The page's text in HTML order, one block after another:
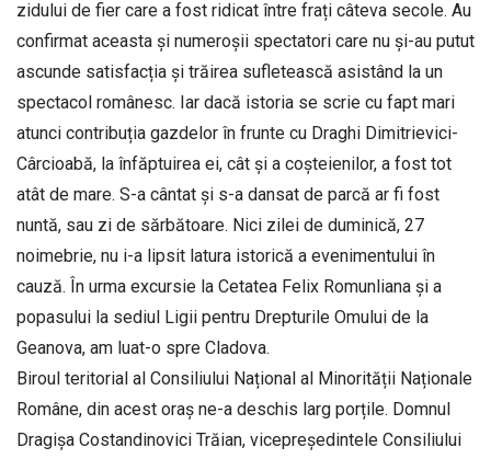
zidului de fier care a fost ridicat între frați câteva secole. Au
confirmat aceasta și numeroșii spectatori care nu și-au putut
ascunde satisfacția și trăirea sufletească asistând la un
spectacol românesc. Iar dacă istoria se scrie cu fapt mari
atunci contribuția gazdelor în frunte cu Draghi Dimitrievici-
Cârcioabă, la înfăp­tuirea ei, cât și a coșteienilor, a fost tot
atât de mare. S-a cântat și s-a dansat de parcă ar fi fost
nuntă, sau zi de sărbătoare. Nici zilei de duminică, 27
noimebrie, nu i-a lipsit latura istorică a evenimentului în
cauză. În urma excursie la Cetatea Felix Romunliana și a
popasului la sediul Ligii pentru Drepturile Omului de la
Geanova, am luat-o spre Cladova.
Biroul teritorial al Consiliului Național al Minorității Naționale
Române, din acest oraș ne-a deschis larg porțile. Domnul
Dragișa Costandinovici Trăian, vicepreședintele Consiliului